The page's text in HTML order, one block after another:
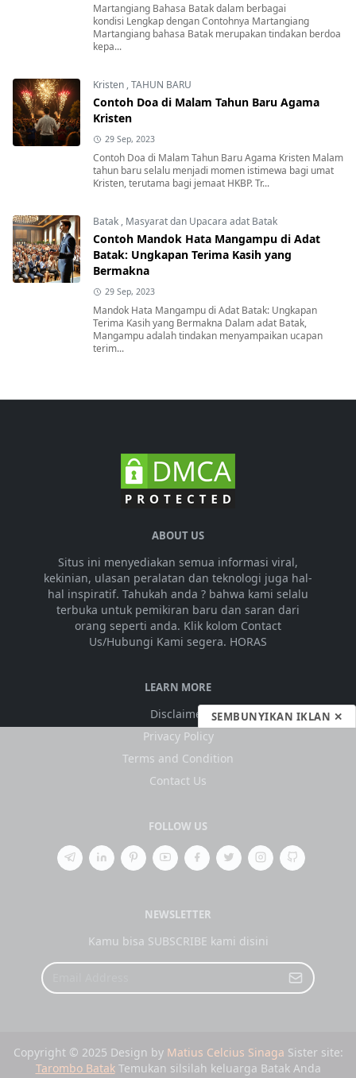
Martangiang Bahasa Batak dalam berbagai
kondisi Lengkap dengan Contohnya Martangiang
Martangiang bahasa Batak merupakan tindakan berdoa
kepa...
Kristen ,TAHUN BARU
Contoh Doa di Malam Tahun Baru Agama
Kristen
29 Sep, 2023
Contoh Doa di Malam Tahun Baru Agama Kristen Malam
tahun baru selalu menjadi momen istimewa bagi umat
Kristen, terutama bagi jemaat HKBP. Tr...
Batak , Masyarat dan Upacara adat Batak
Contoh Mandok Hata Mangampu di Adat
Batak: Ungkapan Terima Kasih yang
Bermakna
29 Sep, 2023
Mandok Hata Mangampu di Adat Batak: Ungkapan
Terima Kasih yang Bermakna Dalam adat Batak,
Mangampu adalah tindakan menyampaikan ucapan
terim...
ABOUT US
Situs ini menyediakan semua informasi viral,
kekinian, ulasan peralatan dan teknologi juga hal-
hal inspiratif. Tahukah anda ? bahwa kami selalu
terbuka untuk pemikiran baru dan saran dari
orang seperti anda. Klik kolom Contact
Us/Hubungi Kami segera. HORAS
LEARN MORE
Disclaimer
Privacy Policy
Terms and Condition
Contact Us
FOLLOW US
NEWSLETTER
Kamu bisa SUBSCRIBE kami disini
Copyright © 2025 Design by Matius Celcius Sinaga Sister site:
Tarombo BatakTemukan silsilah keluarga Batak Anda
SEMBUNYIKAN IKLAN ✕